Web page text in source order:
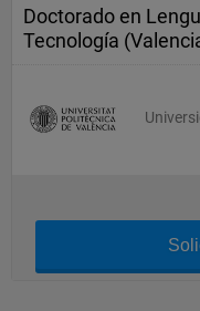
Doctorado en
Tecnología